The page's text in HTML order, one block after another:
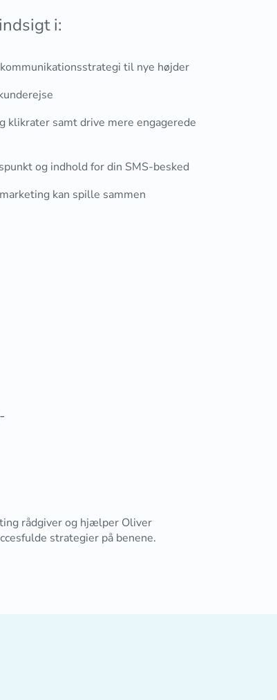
i:
til nye højder
klikrater samt drive mere engagerede
og indhold for din SMS-besked
kan spille sammen
rådgiver og hjælper Oliver
strategier på benene.